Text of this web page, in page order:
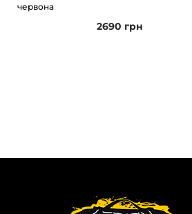
червона
2690 грн